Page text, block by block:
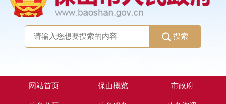
搜索
网站首页 保山概览 市政府